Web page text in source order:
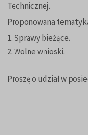
Technicznej.
Proponowana
1. Sprawy bieżące.
2. Wolne wnioski.
Proszę o udział w